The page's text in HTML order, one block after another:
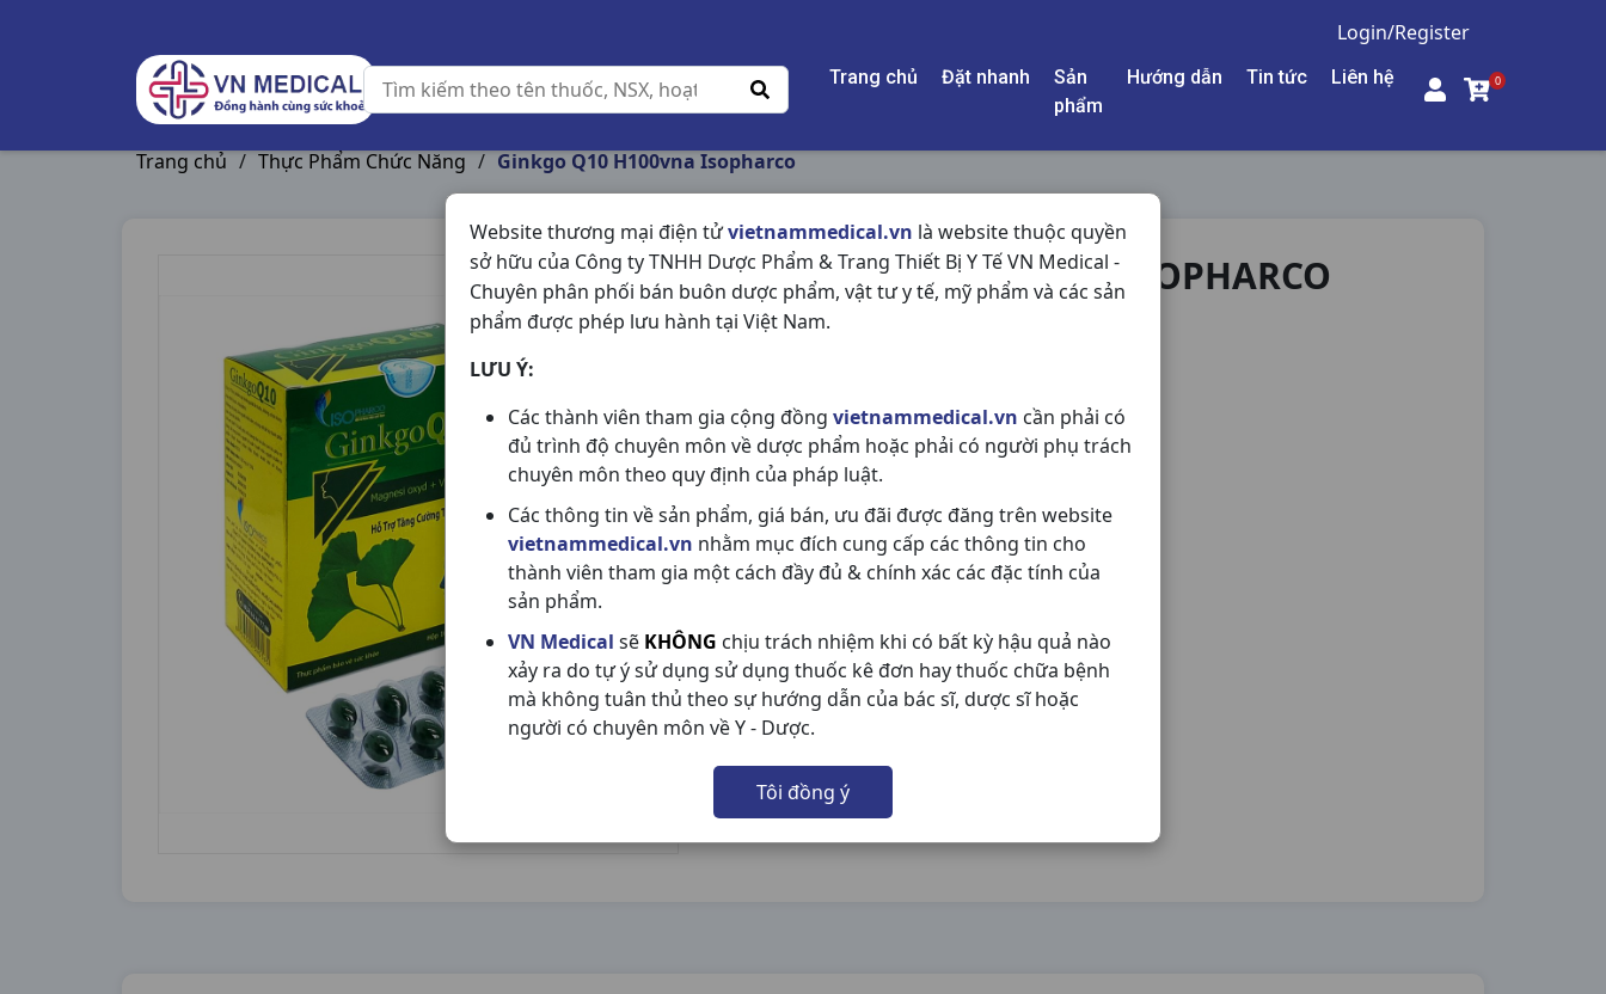
Login/Register
Trang chủ Đặt nhanh
Sản
phẩm
Hướng dẫn Tin tức Liên hệ 0
Website thương mại điện tửvietnammedical.vn là website thuộc quyền
sở hữu của Công ty TNHH Dược Phẩm & Trang Thiết Bị Y Tế VN Medical -
Chuyên phân phối bán buôn dược phẩm, vật tư y tế, mỹ phẩm và các sản
phẩm được phép lưu hành tại Việt Nam.
LƯU Ý:
Các thành viên tham gia cộng đồng vietnammedical.vn cần phải có
đủ trình độ chuyên môn về dược phẩm hoặc phải có người phụ trách
chuyên môn theo quy định của pháp luật.
Các thông tin về sản phẩm, giá bán, ưu đãi được đăng trên website
vietnammedical.vn nhằm mục đích cung cấp các thông tin cho
thành viên tham gia một cách đầy đủ & chính xác các đặc tính của
sản phẩm.
VN Medical sẽ KHÔNG chịu trách nhiệm khi có bất kỳ hậu quả nào
xảy ra do tự ý sử dụng sử dụng thuốc kê đơn hay thuốc chữa bệnh
mà không tuân thủ theo sự hướng dẫn của bác sĩ, dược sĩ hoặc
người có chuyên môn về Y - Dược.
Tôi đồng ý
Trang chủ / Thực Phẩm Chức Năng / Ginkgo Q10 H100vna Isopharco
GINKGO Q10 H100VNA ISOPHARCO
NSX:Isopharco
Chia sẻ qua mạng xã hội: